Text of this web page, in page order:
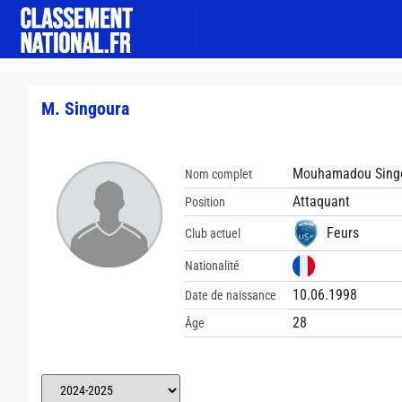
M. Singoura
Nom complet Mouhamadou
Position Attaquant
Club actuel Feurs
Nationalité
Date de naissance 10.06.1998
Âge 28